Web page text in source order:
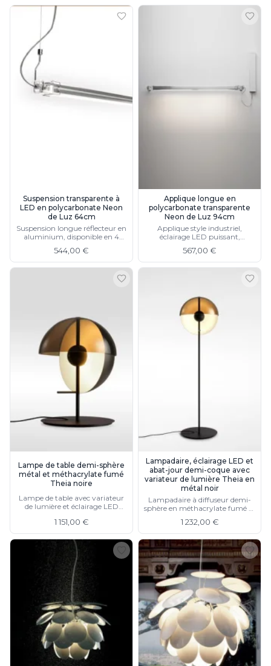
Suspension transparente à
LED en polycarbonate Neon
de Luz 64cm
Suspension longue réflecteur en
aluminium, disponible en 4
544,00 €
Applique longue en
polycarbonate transparente
Neon de Luz 94cm
Applique style industriel,
éclairage LED puissant,
longueurs
567,00 €
Lampe de table demi-sphère
métal et méthacrylate fumé
Theia noire
Lampe de table avec variateur
de lumière et éclairage LED
1 151,00 €
Lampadaire, éclairage LED et
abat-jour demi-coque avec
variateur de lumière Theia en
métal noir
Lampadaire à diffuseur demi-
sphère en méthacrylate fumé et
1 232,00 €